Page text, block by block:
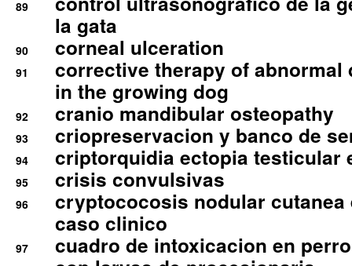
89
la gata
90 corneal ulceration
91
corrective therapy of abnormal
in the growing dog
92 cranio mandibular osteopathy
93 criopreservacion y banco de
94 criptorquidia ectopia testicular
95 crisis convulsivas
96
cryptococosis nodular cutanea
caso clinico
97
cuadro de intoxicacion en